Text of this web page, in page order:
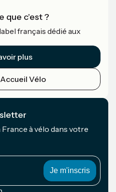
que c'est ?
français dédié aux
plus
Vélo
France à vélo dans votre